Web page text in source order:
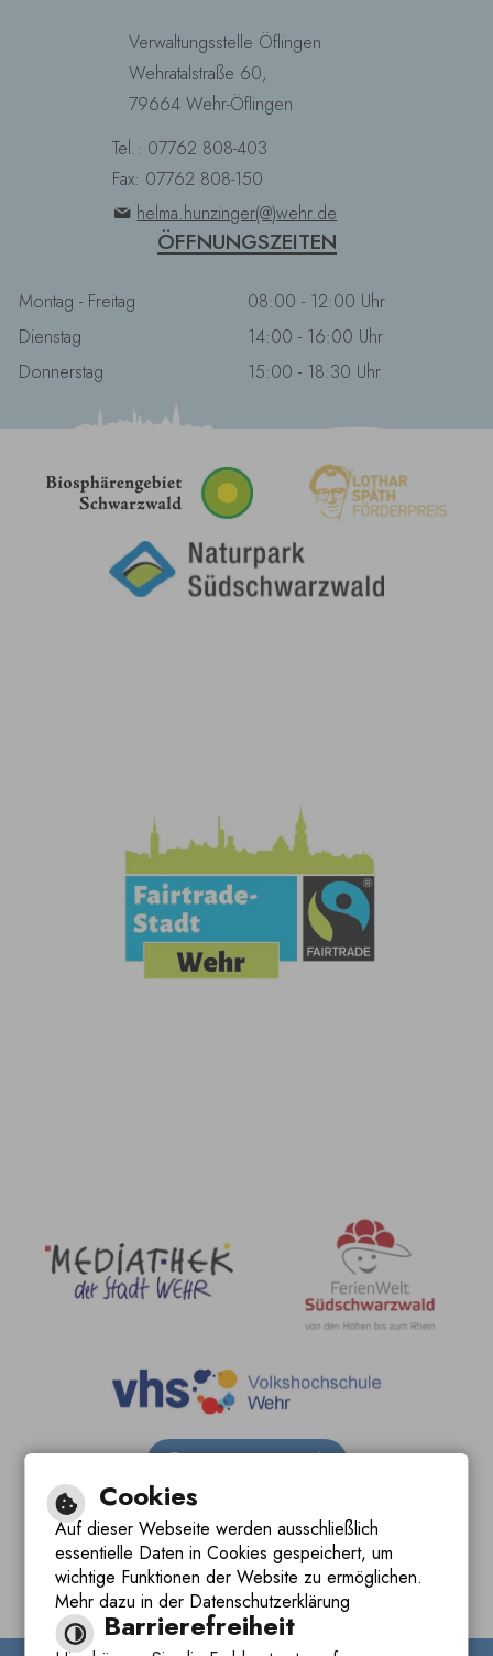
Verwaltungsstelle Öflingen
Wehratalstraße 60,
79664 Wehr-Öflingen
Tel.: 07762 808-403
Fax: 07762 808-150
helma.hunzinger(@)wehr.de
ÖFFNUNGSZEITEN
Montag - Freitag
Dienstag
Donnerstag
08:00 - 12:00 Uhr
14:00 - 16:00 Uhr
15:00 - 18:30 Uhr
Barrierefreie Ansicht
Gebärdensprache
Cookies
Auf dieser Webseite werden ausschließlich
essentielle Daten in Cookies gespeichert, um
wichtige Funktionen der Website zu ermöglichen.
Mehr dazu in der Datenschutzerklärung
Barrierefreiheit